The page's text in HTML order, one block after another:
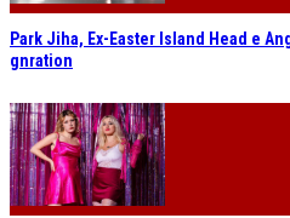
Park Jiha, Ex-Easter Island Head e
gnration